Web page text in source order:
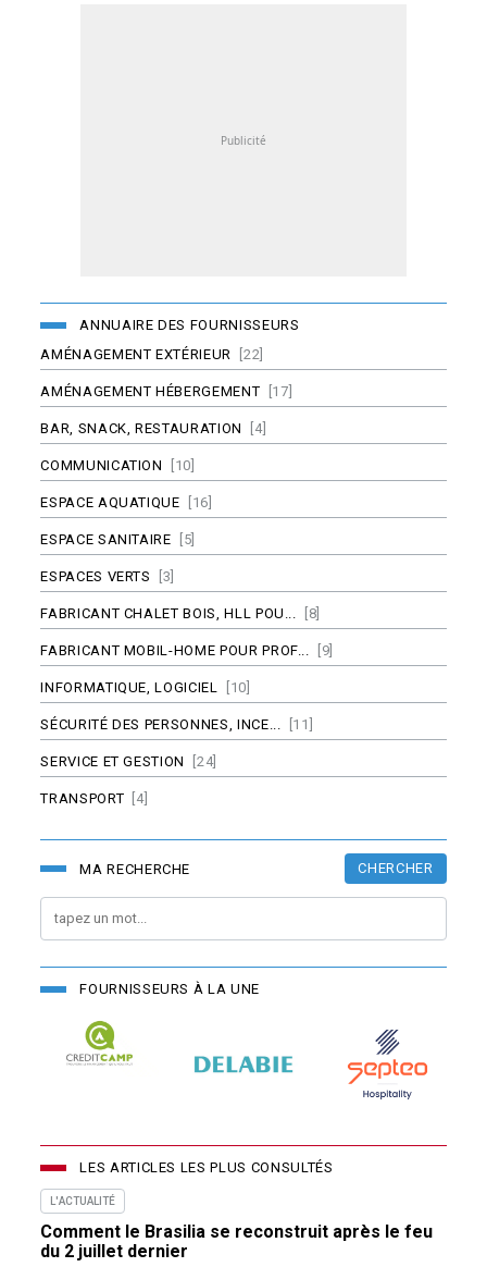
ANNUAIRE DES FOURNISSEURS
AMÉNAGEMENT EXTÉRIEUR [22]
AMÉNAGEMENT HÉBERGEMENT [17]
BAR, SNACK, RESTAURATION [4]
COMMUNICATION [10]
ESPACE AQUATIQUE [16]
ESPACE SANITAIRE [5]
ESPACES VERTS [3]
FABRICANT CHALET BOIS, HLL POU... [8]
FABRICANT MOBIL-HOME POUR PROF... [9]
INFORMATIQUE, LOGICIEL [10]
SÉCURITÉ DES PERSONNES, INCE... [11]
SERVICE ET GESTION [24]
TRANSPORT [4]
MA RECHERCHE CHERCHER
FOURNISSEURS À LA UNE
LES ARTICLES LES PLUS CONSULTÉS
L'ACTUALITÉ
Comment le Brasilia se reconstruit après le feu
du 2 juillet dernier